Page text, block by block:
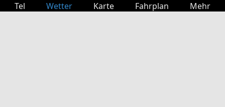
Tel Wetter Karte Fahrplan Mehr